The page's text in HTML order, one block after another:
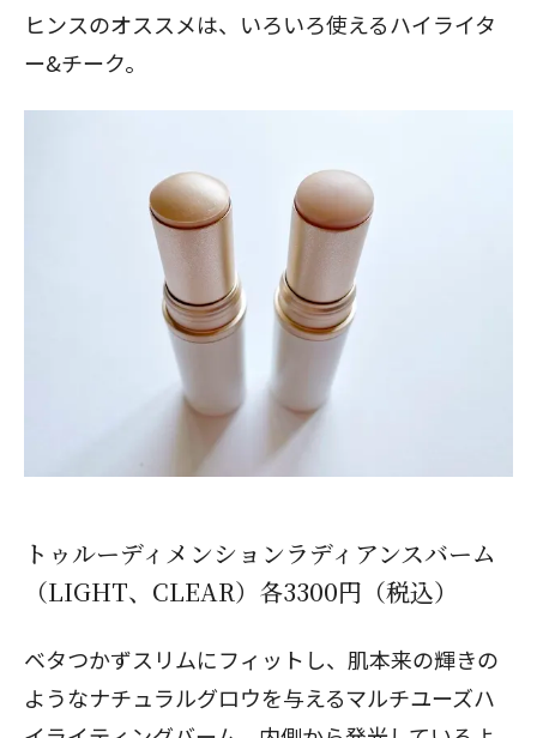
ヒンスのオススメは、いろいろ使えるハイライタ
ー&チーク。
トゥルーディメンションラディアンスバーム
（LIGHT、CLEAR）各3300円（税込）
ベタつかずスリムにフィットし、肌本来の輝きの
ようなナチュラルグロウを与えるマルチユーズハ